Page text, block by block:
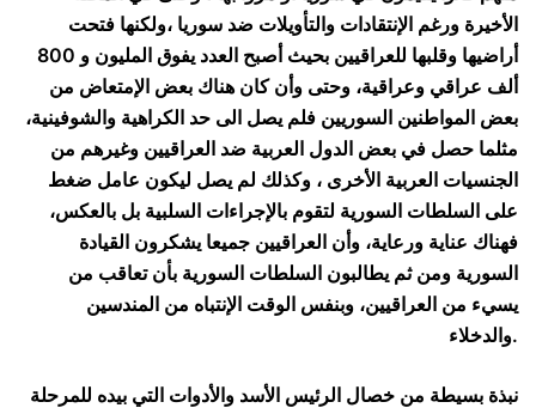
الأخيرة ورغم الإنتقادات والتأويلات ضد سوريا ،ولكنها فتحت
أراضيها وقلبها للعراقيين بحيث أصبح العدد يفوق المليون و 800
ألف عراقي وعراقية، وحتى وأن كان هناك بعض الإمتعاض من
بعض المواطنين السوريين فلم يصل الى حد الكراهية والشوفينية،
مثلما حصل في بعض الدول العربية ضد العراقيين وغيرهم من
الجنسيات العربية الأخرى ، وكذلك لم يصل ليكون عامل ضغط
على السلطات السورية لتقوم بالإجراءات السلبية بل بالعكس،
فهناك عناية ورعاية، وأن العراقيين جميعا يشكرون القيادة
السورية ومن ثم يطالبون السلطات السورية بأن تعاقب من
يسيء من العراقيين، وبنفس الوقت الإنتباه من المندسين
والدخلاء.
نبذة بسيطة من خصال الرئيس الأسد والأدوات التي بيده للمرحلة